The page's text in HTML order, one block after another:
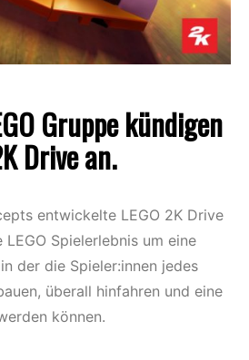
Gruppe kündigen
Drive an.
entwickelte LEGO 2K Drive
Spielerlebnis um eine
der die Spieler:innen jedes
überall hinfahren und eine
können.